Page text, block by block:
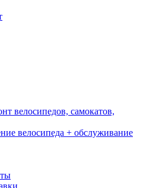
велосипедов, самокатов,
велосипеда + обслуживание